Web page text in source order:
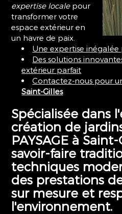
expertise localepour
transformer votre
espace extérieur en
un havre de paix.
Une expertise
Des solutions
extérieur parfait
Contactez-nous pour
Saint-Gilles
Spécialisée dans
création de
PAYSAGE à
savoir-faire
techniques
des prestations
sur mesure et
l'environnement.